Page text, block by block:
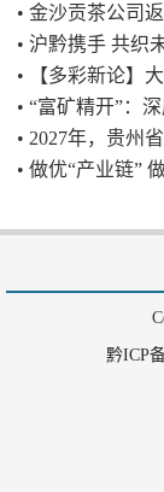
• 金沙贡茶公司
• 沪黔携手 共织
• 【多彩新论】
• “富矿精开”：
• 2027年，贵州
• 做优“产业链”
黔ICP